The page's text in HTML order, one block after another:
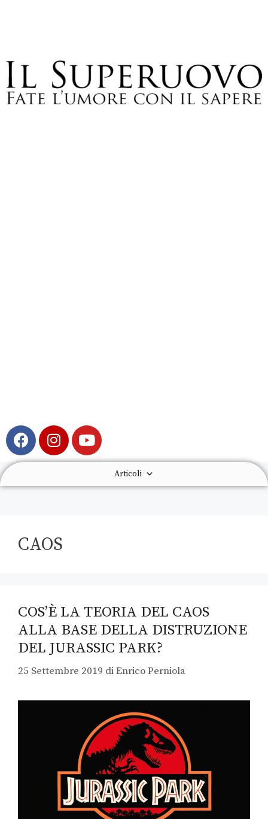
Articoli
CAOS
COS’È LA TEORIA DEL CAOS
ALLA BASE DELLA DISTRUZIONE
DEL JURASSIC PARK?
25 Settembre 2019 diEnrico Perniola